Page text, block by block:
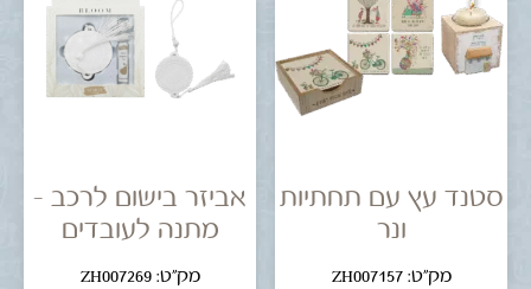
סטנד עץ עם תחתיות
ונר
מק"ט: ZH007157
אביזר בישום לרכב –
מתנה לעובדים
מק"ט: ZH007269